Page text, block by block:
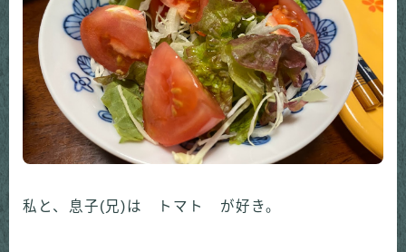
私と、息子(兄)は トマト が好き。